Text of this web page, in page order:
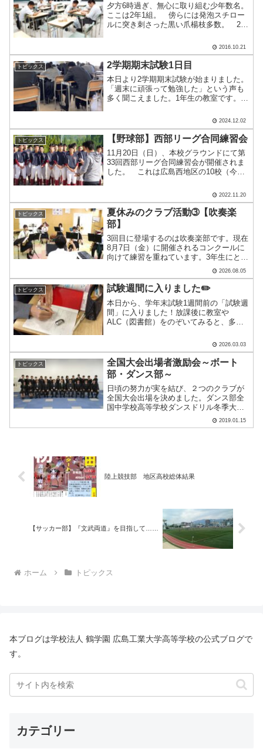
夕方6時過ぎ、無心に取り組む少年数名。
ここは2年1組。 傍らには発泡スチロー
ルに突き刺さった黒い爪楊枝多数。 2年
と。地道な努力で大作が完成の予感。男
子校最後の学校祭に向け、各クラス・ク
ラブいろいろ企画を.....
2016.10.21
トピックス 2学期期末試験1日目
本日より2学期期末試験が始まりました。
「週末に頑張って勉強した」という声も
多く聞こえました。1年生の教室です。高
校での学習にもすっかり慣れているよう
定期試験となる3年生.....
2024.12.02
トピックス 【野球部】西部リーグ合同練習会
11月20日（日）、本校グラウンドにて第
33回西部リーグ合同練習会が開催されま
した。 これは広島西地区の10校（今回
合同で受けるものです（今回は伯和ビク
トリーズと体育企画のみなさん）。日頃
とは違った環境.....
2022.11.20
トピックス
夏休みのクラブ活動➂【吹奏楽
部】
3回目に登場するのは吹奏楽部です。現在
8月7日（金）に開催されるコンクールに
向けて練習を重ねています。3年生にとっ
ては最後の大会。補習後に練習参加する
生徒もいます。部長、副部長、コンサー
トミストレスに話を聞きました。（部員
数を教えてください.....
2026.08.05
トピックス 試験週間に入りました✏️
本日から、学年末試験1週間前の「試験週
間」に入りました！放課後に教室や
ALC（図書館）をのぞいてみると、多く
友人と教え合う姿や、黙々と問題に向き
合う姿が印象的でした。3月に入り、令和
7年度（2025年度）.....
2026.03.03
トピックス
全国大会出場者激励会～ボート
部・ダンス部～
日頃の努力が実を結び、２つのクラブが
全国大会出場を決めました。ダンス部全
国中学校高等学校ダンスドリル冬季大会
平成31年1月18日～19日 東京都調布市
にてボート部第30回全国高等学校選抜ボ
2019.01.15
陸上競技部 地区高校総体結果
【サッカー部】『文武両道』を目指して……
ホーム トピックス
本ブログは学校法人 鶴学園 広島工業大学高等学校の公式ブログで
す。
カテゴリー